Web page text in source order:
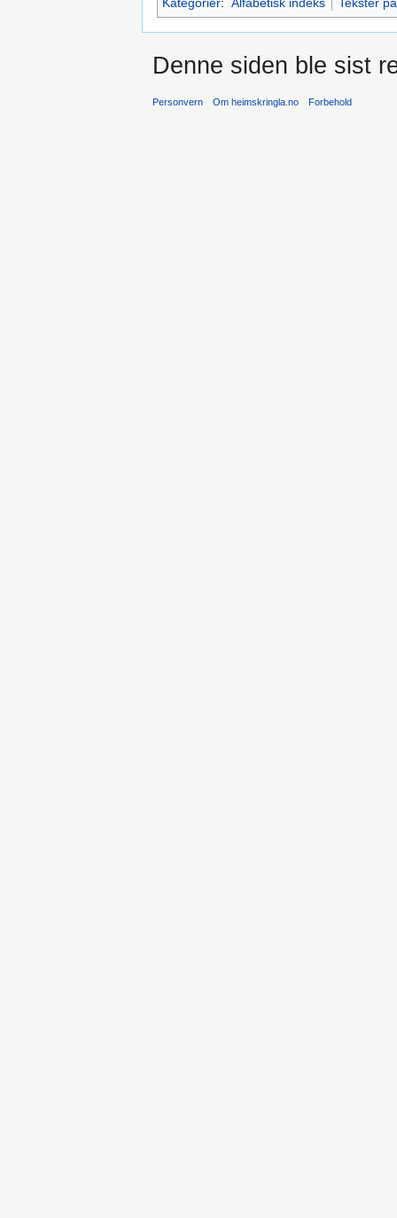
Kategorier: Alfabetisk indeks Tekster
Denne siden ble sist
Personvern Om heimskringla.no Forbehold